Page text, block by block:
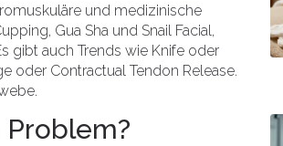
und medizinische
Gua Sha und Snail Facial,
gibt auch Trends wie Knife oder
oder Contractual Tendon Release.